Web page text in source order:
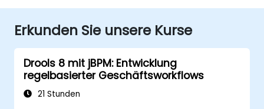
Erkunden Sie unsere Kurse
Drools 8 mit jBPM: Entwicklung
regelbasierter Geschäftsworkflows
21 Stunden